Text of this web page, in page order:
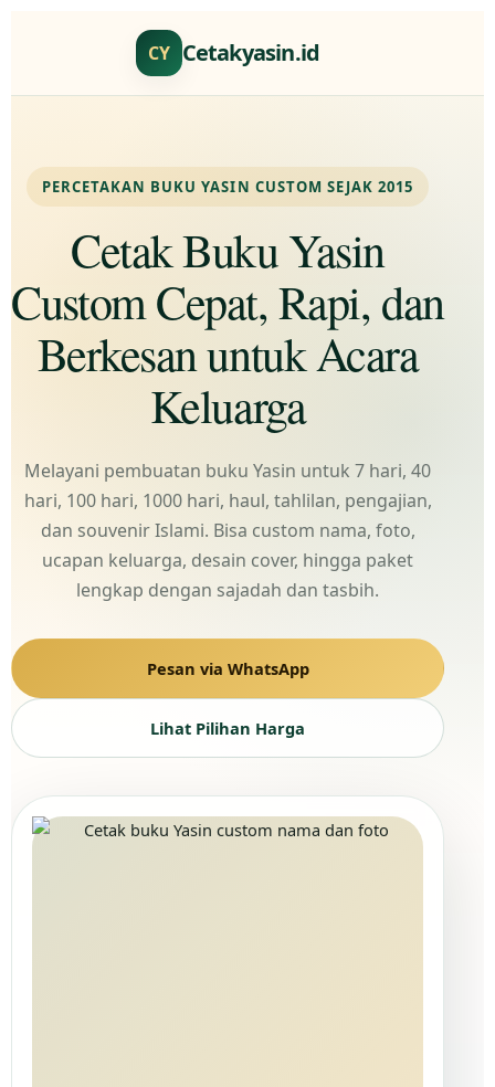
CY Cetakyasin.id
PERCETAKAN BUKU YASIN CUSTOM SEJAK 2015
Cetak Buku Yasin
Custom Cepat, Rapi, dan
Berkesan untuk Acara
Keluarga
Melayani pembuatan buku Yasin untuk 7 hari, 40
hari, 100 hari, 1000 hari, haul, tahlilan, pengajian,
dan souvenir Islami. Bisa custom nama, foto,
ucapan keluarga, desain cover, hingga paket
lengkap dengan sajadah dan tasbih.
Pesan via WhatsApp
Lihat Pilihan Harga